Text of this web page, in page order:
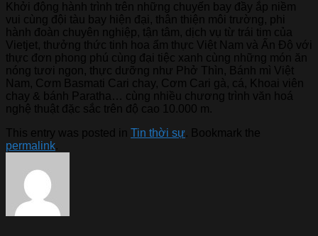
Khởi động hành trình trên những chuyến bay đầy ắp niềm
vui cùng đội tàu bay hiện đại, thân thiện môi trường, phi
hành đoàn chuyên nghiệp, tận tâm, dịch vụ từ trái tim của
Vietjet, thưởng thức tinh hoa ẩm thực Việt Nam và Ấn Độ với
thực đơn phong phú cùng đại tiệc xanh cùng những món ăn
nóng tươi ngon, thực dưỡng như Phở Thìn, Bánh mì Việt
Nam, Cơm Basmati Cari chay, Cơm Cari gà, cá, Khoai viên
chay & bánh Paratha… cùng nhiều chương trình văn hoá
nghệ thuật đặc sắc trên độ cao 10.000 m.
This entry was posted in Tin thời sự. Bookmark the
permalink.